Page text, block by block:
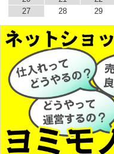
27
28 29